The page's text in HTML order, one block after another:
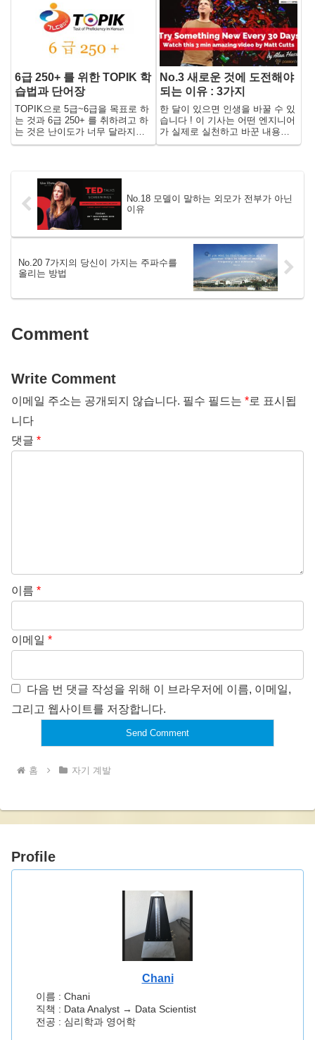
전히 우연의 일치입니다.
이죠.
6급 250+ 를 위한 TOPIK 학
습법과 단어장
TOPIK으로 5급~6급을 목표로 하
는 것과 6급 250+ 를 취하려고 하
는 것은 난이도가 너무 달라지비
다. 6급 250+ 를 진정으로 노릴려
다. 그 구체적인 학습법과 거기에
필요한 단어장을 소개합니다.
No.3 새로운 것에 도전해야
되는 이유 : 3가지
한 달이 있으면 인생을 바꿀 수 있
습니다 ! 이 기사는 어떤 엔지니어
가 실제로 실천하고 바꾼 내용입
니다.
No.18 모델이 말하는 외모가 전부가 아닌
이유
No.20 7가지의 당신이 가지는 주파수를
올리는 방법
Comment
Write Comment
이메일 주소는 공개되지 않습니다. 필수 필드는 *로 표시됩
니다
댓글 *
이름 *
이메일 *
다음 번 댓글 작성을 위해 이 브라우저에 이름, 이메일,
그리고 웹사이트를 저장합니다.
홈 자기 계발
Profile
Chani
이름 : Chani
직책 : Data Analyst → Data Scientist
전공 : 심리학과 영어학